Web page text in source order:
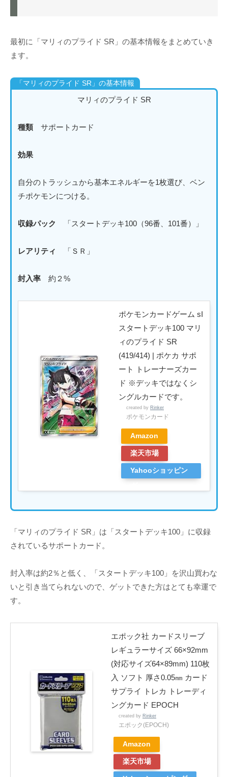
最初に「マリィのプライド SR」の基本情報をまとめていき
ます。
「マリィのプライド SR」の基本情報
マリィのプライド SR
種類 サポートカード
効果
自分のトラッシュから基本エネルギーを1枚選び、ベン
チポケモンにつける。
収録パック 「スタートデッキ100（96番、101番）」
レアリティ 「ＳＲ」
封入率 約２%
ポケモンカードゲーム sI
スタートデッキ100 マリ
ィのプライド SR
(419/414) | ポケカ サポ
ート トレーナーズカー
ド ※デッキではなくシ
ングルカードです。
created by Rinker
ポケモンカード
Amazon
楽天市場
Yahooショッピン
「マリィのプライド SR」は「スタートデッキ100」に収録
されているサポートカード。
封入率は約2％と低く、「スタートデッキ100」を沢山買わな
いと引き当てられないので、ゲットできた方はとても幸運で
す。
エポック社 カードスリーブ
レギュラーサイズ 66×92mm
(対応サイズ64×89mm) 110枚
入 ソフト 厚さ0.05㎜ カード
サプライ トレカ トレーディ
ングカード EPOCH
created by Rinker
エポック(EPOCH)
Amazon
楽天市場